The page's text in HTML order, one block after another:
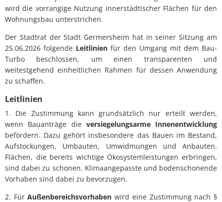
wird die vorrangige Nutzung innerstädtischer Flächen für den
Wohnungsbau unterstrichen.
Der Stadtrat der Stadt Germersheim hat in seiner Sitzung am
25.06.2026 folgende Leitlinien für den Umgang mit dem Bau-
Turbo beschlossen, um einen transparenten und
weitestgehend einheitlichen Rahmen für dessen Anwendung
zu schaffen.
Leitlinien
1. Die Zustimmung kann grundsätzlich nur erteilt werden,
wenn Bauanträge die versiegelungsarme Innenentwicklung
befördern. Dazu gehört insbesondere das Bauen im Bestand,
Aufstockungen, Umbauten, Umwidmungen und Anbauten.
Flächen, die bereits wichtige Ökosystemleistungen erbringen,
sind dabei zu schonen. Klimaangepasste und bodenschonende
Vorhaben sind dabei zu bevorzugen.
2. FürAußenbereichsvorhabenwird eine Zustimmung nach §